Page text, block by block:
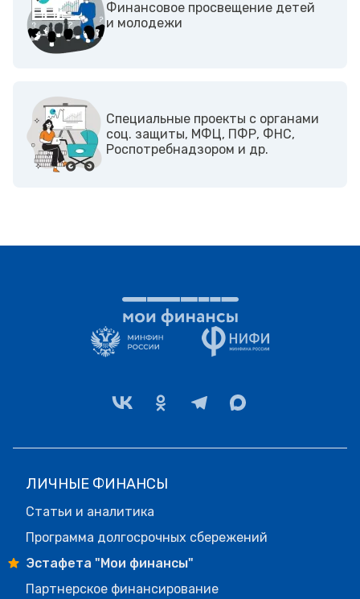
Финансовое просвещение детей
и молодежи
Cпециальные проекты с органами
соц. защиты, МФЦ, ПФР, ФНС,
Роспотребнадзором и др.
ЛИЧНЫЕ ФИНАНСЫ
Статьи и аналитика
Программа долгосрочных сбережений
Эстафета "Мои финансы"
Партнерское финансирование